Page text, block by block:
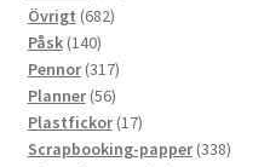
Övrigt 682682
Påsk 140140
produkter
Pennor 317317
produkter
Planner 5656
produkter
Plastfickor 1717
produkter
Scrapbooking-papper 338338